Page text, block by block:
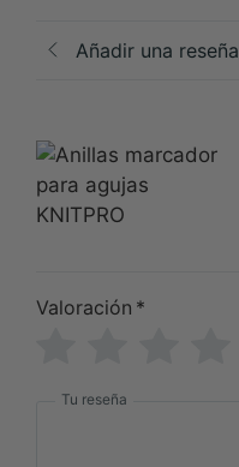
Añadir una reseña
Valoración *
Tu reseña